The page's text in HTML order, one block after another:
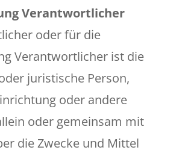
Verantwortlicher
oder für die
Verantwortlicher ist die
juristische Person,
oder andere
oder gemeinsam mit
die Zwecke und Mittel